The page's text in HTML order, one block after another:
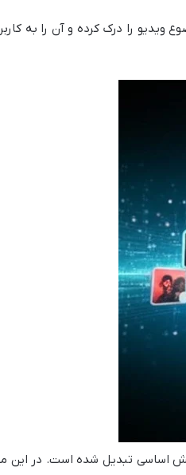
ویدیو را درک کرده و آن را به
اساسی تبدیل شده است. در این